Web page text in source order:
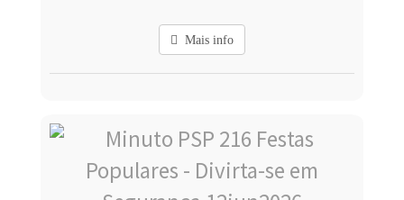
Mais info